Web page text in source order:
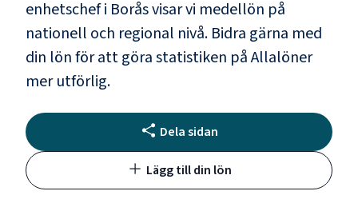
enhetschefi Boråsvisar vi medellön på
nationell och regional nivå. Bidra gärna med
din lön för att göra statistiken på Allalöner
mer utförlig.
Dela sidan
Lägg till din lön